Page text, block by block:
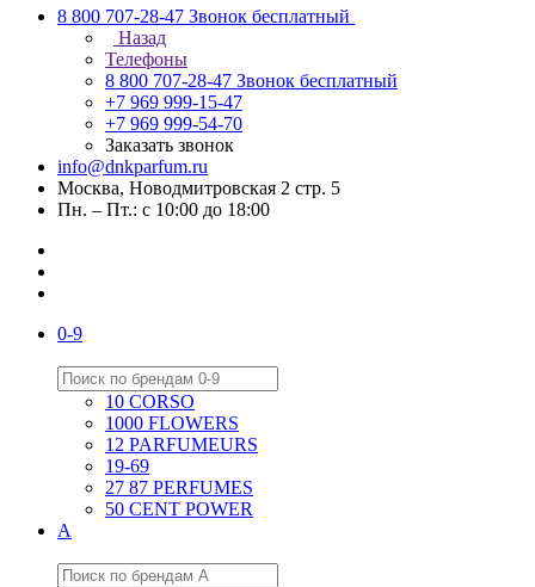
8 800 707-28-47 Звонок бесплатный
Назад
Телефоны
8 800 707-28-47 Звонок бесплатный
+7 969 999-15-47
+7 969 999-54-70
Заказать звонок
info@dnkparfum.ru
Москва, Новодмитровская 2 стр. 5
Пн. – Пт.: с 10:00 до 18:00
0-9
10 CORSO
1000 FLOWERS
12 PARFUMEURS
19-69
27 87 PERFUMES
50 CENT POWER
A